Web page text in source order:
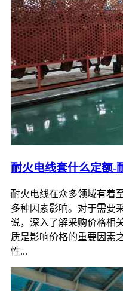
耐火电线套什么定额-
耐火电线在众多领域有着
多种因素影响。对于需要
说，深入了解采购价格相
质是影响价格的重要因素
性...